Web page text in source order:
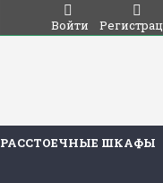
Войти
РАССТОЕЧНЫЕ ШКАФЫ